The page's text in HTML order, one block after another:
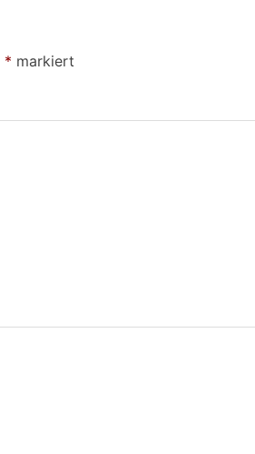
* markiert